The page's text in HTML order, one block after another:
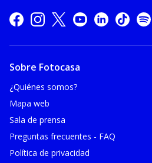
Sobre Fotocasa
¿Quiénes somos?
Mapa web
Sala de prensa
Preguntas frecuentes - FAQ
Política de privacidad